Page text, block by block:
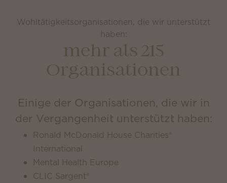
Wohltätigkeitsorganisationen, die wir unterstützt
haben:
mehr als 215
Organisationen
Einige der Organisationen, die wir in
der Vergangenheit unterstützt haben:
Ronald McDonald House Charities®
International
Mental Health Europe
CLIC Sargent®